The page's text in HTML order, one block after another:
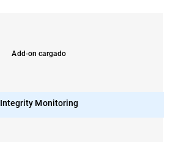
Add-on cargado
Integrity Monitoring